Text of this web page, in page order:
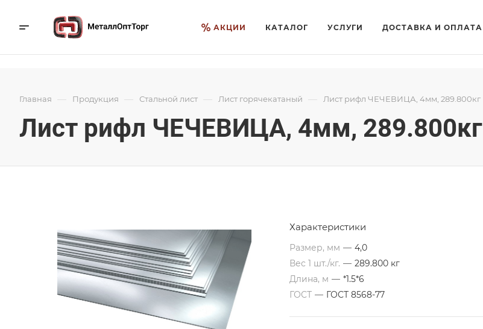
АКЦИИ КАТАЛОГ УСЛУГИ ДОСТАВКА И ОПЛАТА
Главная — Продукция — Стальной лист — Лист горячекатаный — Лист рифл ЧЕЧЕВИЦА, 4мм, 289.800кг
Лист рифл ЧЕЧЕВИЦА, 4мм, 289.800кг
Характеристики
Размер, мм — 4,0
Вес 1 шт./кг. — 289.800 кг
Длина, м — *1.5*6
ГОСТ — ГОСТ 8568-77